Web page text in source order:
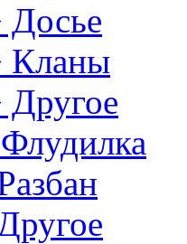
Досье
Кланы